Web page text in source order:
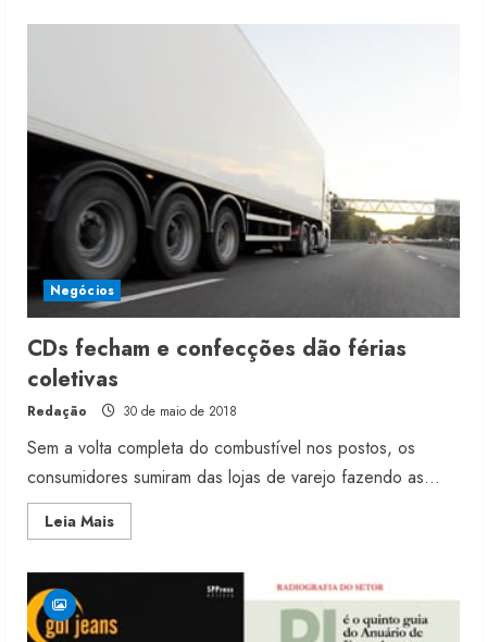
Negócios
CDs fecham e confecções dão férias
coletivas
Redação 30 de maio de 2018
Sem a volta completa do combustível nos postos, os
consumidores sumiram das lojas de varejo fazendo as...
Leia MaisRead
more
dão